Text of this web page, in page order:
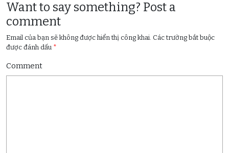
Want to say something? Post a
comment
Email của bạn sẽ không được hiển thị công khai. Các trường bắt buộc
được đánh dấu *
Comment